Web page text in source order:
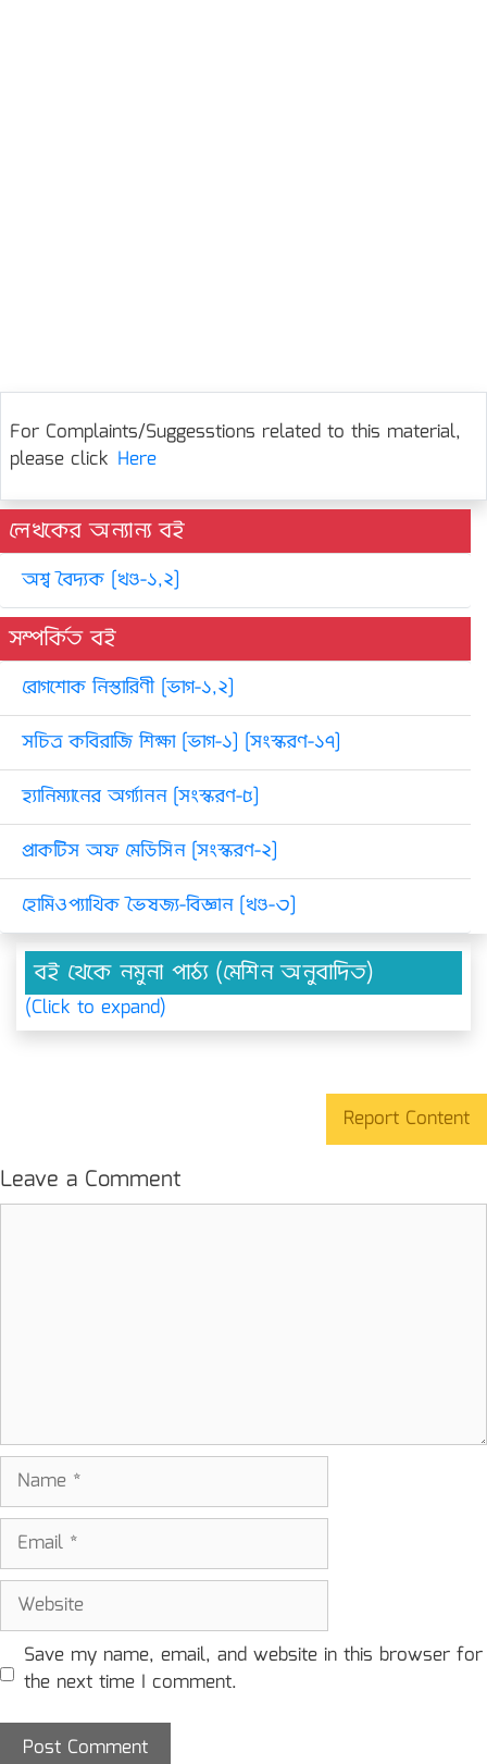
For Complaints/Suggesstions related to this material,
please click Here
লেখকের অন্যান্য বই
অশ্ব বৈদ্যক [খণ্ড-১,২]
সম্পর্কিত বই
রোগশোক নিস্তারিণী [ভাগ-১,২]
সচিত্র কবিরাজি শিক্ষা [ভাগ-১] [সংস্করণ-১৭]
হ্যানিম্যানের অর্গ্যানন [সংস্করণ-৫]
প্রাকটিস অফ মেডিসিন [সংস্করণ-২]
হোমিওপ্যাথিক ভৈষজ্য-বিজ্ঞান [খণ্ড-৩]
বই থেকে নমুনা পাঠ্য (মেশিন অনুবাদিত)
(Click to expand)
Report Content
Leave a Comment
Name
Email
Website
Save my name, email, and website in this browser for
the next time I comment.